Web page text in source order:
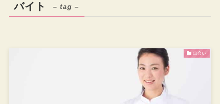
バイト – tag –
出会い